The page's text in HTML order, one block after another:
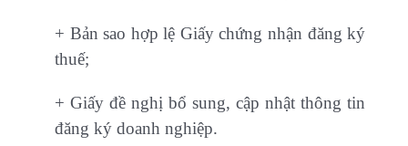
+ Bản sao hợp lệ Giấy chứng nhận đăng ký
thuế;
+ Giấy đề nghị bổ sung, cập nhật thông tin
đăng ký doanh nghiệp.